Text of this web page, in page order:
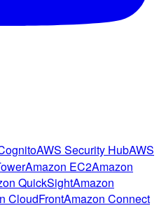
AWS Security HubAWS
Amazon EC2Amazon
QuickSightAmazon
CloudFrontAmazon Connect